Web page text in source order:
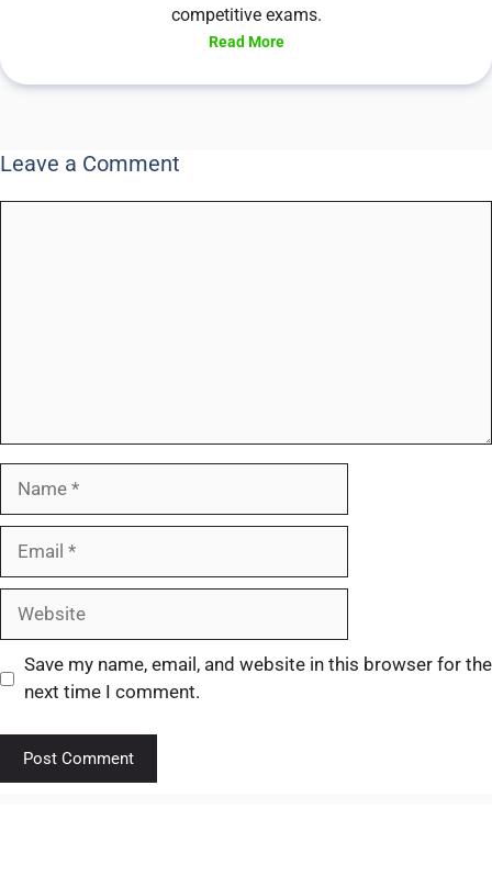
competitive exams.
Read More
Leave a Comment
Save my name, email, and website in this browser for the
next time I comment.